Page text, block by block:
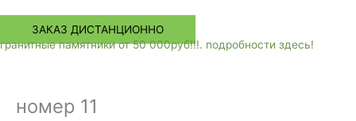
Меню
ЗАКАЗ ДИСТАНЦИОННО
гранитные памятники от 50 000руб!!!. подробности здесь!
номер 11